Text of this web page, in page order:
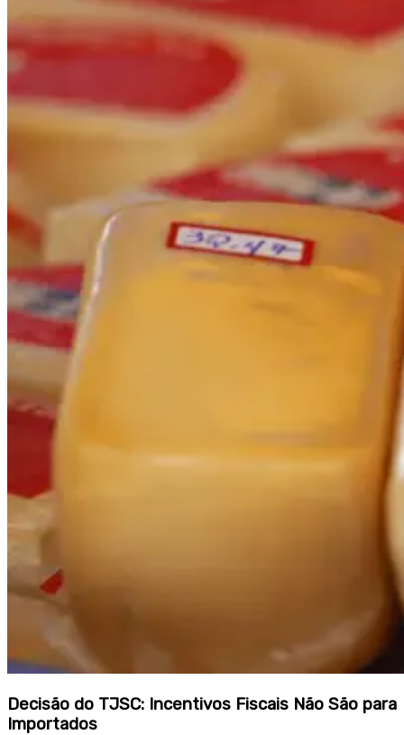
Decisão do TJSC: Incentivos Fiscais Não São para
Importados